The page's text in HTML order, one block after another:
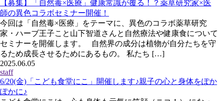
【募集】「自然毒×医療」健康常識が覆る！？薬草研究家×医
師の異色コラボセミナー開催！
今回は「自然毒×医療」をテーマに、異色のコラボ薬草研究
家・ハーブ王子こと山下智道さんと自然療法や健康食について
セミナーを開催します。 自然界の成分は植物が自分たちを守
るため成長させるためにあるもの。 私たち […]
2025.06.05
staff
6/20(金)「こども食堂にこ」開催します♪親子の心と身体をぽか
ぽかに♪